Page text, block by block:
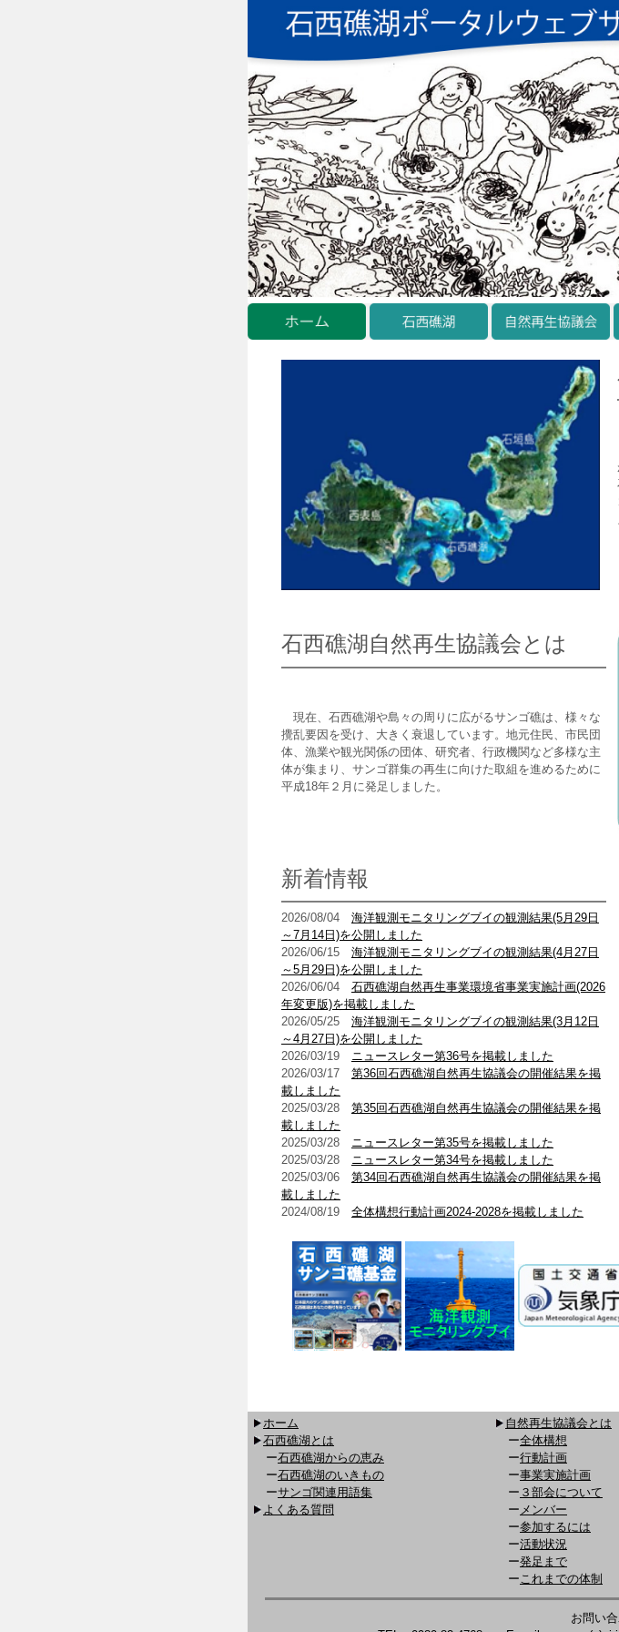
石西礁湖自然再生協議会とは
現在、石西礁湖や島々の周りに広がるサンゴ礁は、様々な
攪乱要因を受け、大きく衰退しています。地元住民、市民団
体、漁業や観光関係の団体、研究者、行政機関など多様な主
体が集まり、サンゴ群集の再生に向けた取組を進めるために
平成18年２月に発足しました。
新着情報
2026/08/04 海洋観測モニタリングブイの観測結果(5月29日
～7月14日)を公開しました
2026/06/15 海洋観測モニタリングブイの観測結果(4月27日
～5月29日)を公開しました
2026/06/04 石西礁湖自然再生事業環境省事業実施計画(2026
年変更版)を掲載しました
2026/05/25 海洋観測モニタリングブイの観測結果(3月12日
～4月27日)を公開しました
2026/03/19
ニュースレター第36号を掲載しました
2026/03/17 第36回石西礁湖自然再生協議会の開催結果を掲
載しました
2025/03/28 第35回石西礁湖自然再生協議会の開催結果を掲
載しました
2025/03/28
ニュースレター第35号を掲載しました
2025/03/28
ニュースレター第34号を掲載しました
2025/03/06 第34回石西礁湖自然再生協議会の開催結果を掲
載しました
2024/08/19 全体構想行動計画2024-2028を掲載しました
ホーム
石西礁湖とは
ー石西礁湖からの恵み
ー石西礁湖のいきもの
ーサンゴ関連用語集
よくある質問
自然再生協議会とは
ー全体構想
ー行動計画
ー事業実施計画
ー ３部会について
ー メンバー
ー参加するには
ー活動状況
ー発足まで
ーこれまでの体制
お問い